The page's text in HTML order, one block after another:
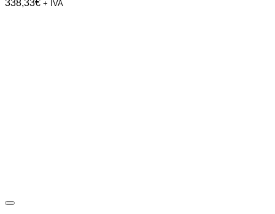
338,33€ + IVA